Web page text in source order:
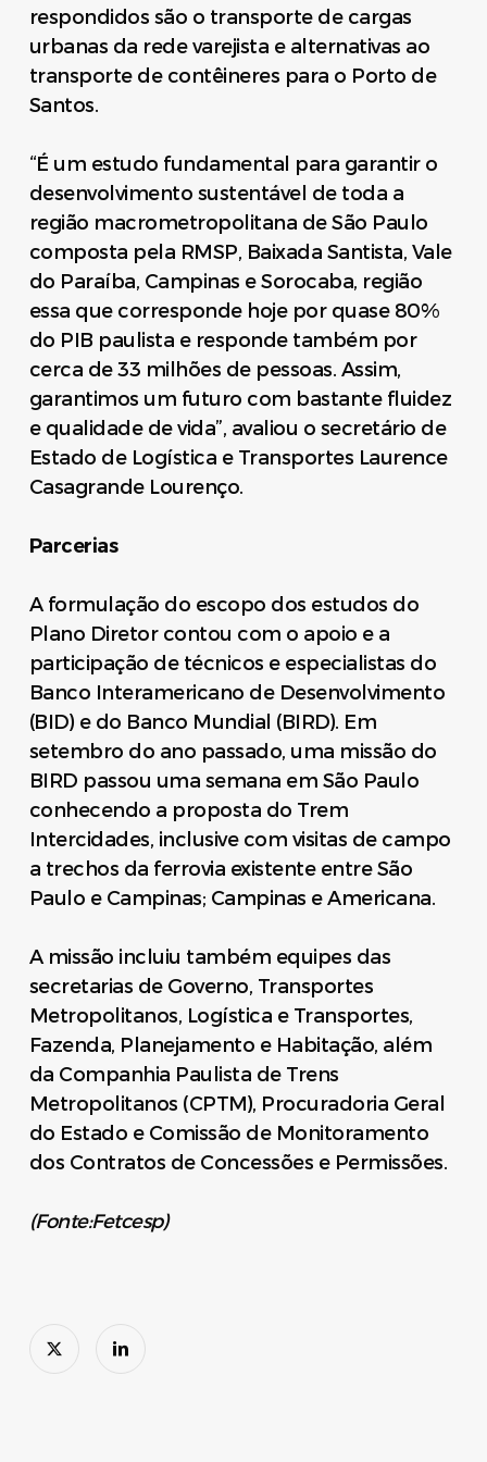
respondidos são o transporte de cargas
urbanas da rede varejista e alternativas ao
transporte de contêineres para o Porto de
Santos.
“É um estudo fundamental para garantir o
desenvolvimento sustentável de toda a
região macrometropolitana de São Paulo
composta pela RMSP, Baixada Santista, Vale
do Paraíba, Campinas e Sorocaba, região
essa que corresponde hoje por quase 80%
do PIB paulista e responde também por
cerca de 33 milhões de pessoas. Assim,
garantimos um futuro com bastante fluidez
e qualidade de vida”, avaliou o secretário de
Estado de Logística e Transportes Laurence
Casagrande Lourenço.
Parcerias
A formulação do escopo dos estudos do
Plano Diretor contou com o apoio e a
participação de técnicos e especialistas do
Banco Interamericano de Desenvolvimento
(BID) e do Banco Mundial (BIRD). Em
setembro do ano passado, uma missão do
BIRD passou uma semana em São Paulo
conhecendo a proposta do Trem
Intercidades, inclusive com visitas de campo
a trechos da ferrovia existente entre São
Paulo e Campinas; Campinas e Americana.
A missão incluiu também equipes das
secretarias de Governo, Transportes
Metropolitanos, Logística e Transportes,
Fazenda, Planejamento e Habitação, além
da Companhia Paulista de Trens
Metropolitanos (CPTM), Procuradoria Geral
do Estado e Comissão de Monitoramento
dos Contratos de Concessões e Permissões.
(Fonte:Fetcesp)